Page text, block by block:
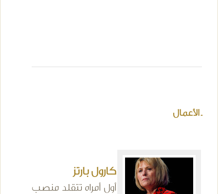
ـ الأعمال
كارول بارتز
أول أمراه تتقلد منصب